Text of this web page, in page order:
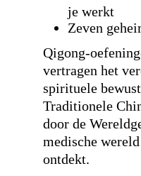
je werkt
Zeven
Qigong-
vertragen het
spirituele
Traditionele
door de
medische
ontdekt.